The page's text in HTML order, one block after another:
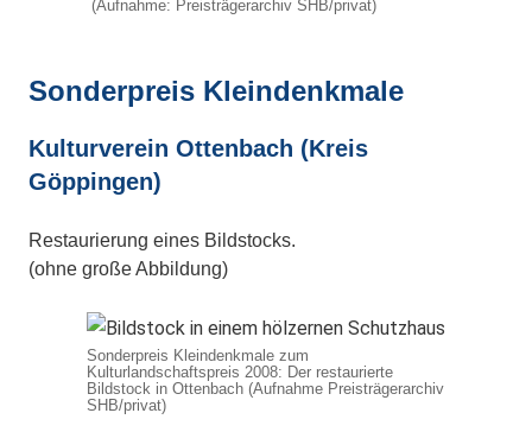
(Aufnahme: Preisträgerarchiv SHB/privat)
Sonderpreis Kleindenkmale
Kulturverein Ottenbach (Kreis
Göppingen)
Restaurierung eines Bildstocks.
(ohne große Abbildung)
Sonderpreis Kleindenkmale zum
Kulturlandschaftspreis 2008: Der restaurierte
Bildstock in Ottenbach (Aufnahme Preisträgerarchiv
SHB/privat)